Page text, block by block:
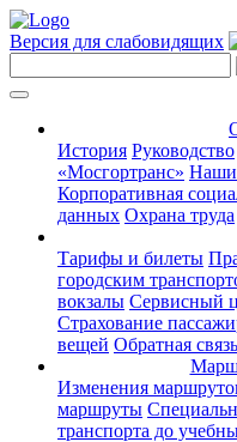
Версия для слабовидящих
История Руководство
«Мосгортранс» Наши
Корпоративная
данных Охрана труда
Тарифы и билеты
городским
вокзалы Сервисный
Страхование
вещей Обратная связь
Изменения
маршруты
транспорта до